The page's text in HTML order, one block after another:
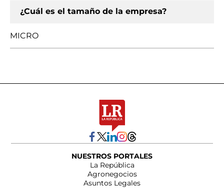
¿Cuál es el tamaño de la empresa?
MICRO
NUESTROS PORTALES
La República
Agronegocios
Asuntos Legales